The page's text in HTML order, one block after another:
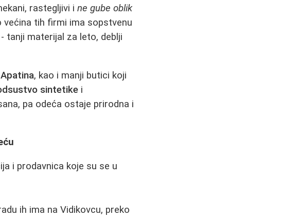
rastegljivi ine gube oblik
tih firmi ima sopstvenu
tanji materijal za leto, deblji
, kao i manji butici koji
sintetike i
pa odeća ostaje prirodna i
i prodavnica koje su se u
ih ima na Vidikovcu, preko